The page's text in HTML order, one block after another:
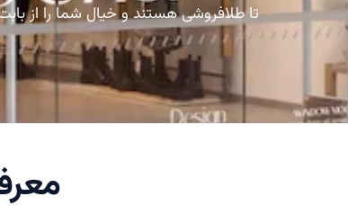
تا طلافروشی هستند و خیال شما را از